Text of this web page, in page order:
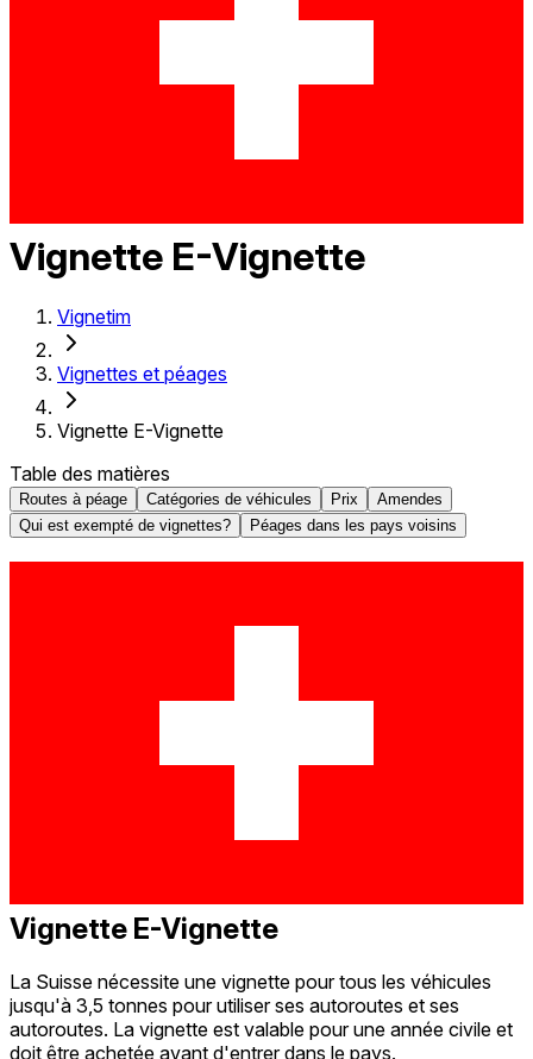
Vignette E-Vignette
Vignetim
Vignettes et péages
Vignette E-Vignette
Table des matières
Routes à péage Catégories de véhicules Prix
Amendes
Qui est exempté de vignettes?
Péages dans les pays voisins
Vignette E-Vignette
La Suisse nécessite une vignette pour tous les véhicules
jusqu'à 3,5 tonnes pour utiliser ses autoroutes et ses
autoroutes. La vignette est valable pour une année civile et
doit être achetée avant d'entrer dans le pays.